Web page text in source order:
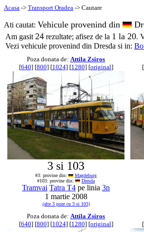
Acasa -> Transport Oradea -> Cautare
Ati cautat: Vehicule provenind din
Am gasit 24 rezultate; afisez de la 1 la 20.
Vezi vehicule provenind din Dresda si in:
Poza donata de: Attila Zsiros
[640] [800] [1024] [1280] [original]
3 si 103
#3: provine din:
Magdeburg
#103: provine din:
Dresda
Tramvai Tatra T4 pe linia 3n
1 martie 2008
(alte 3 poze cu 3 si 103)
[
Poza donata de: Attila Zsiros
[640] [800] [1024] [1280] [original]
[